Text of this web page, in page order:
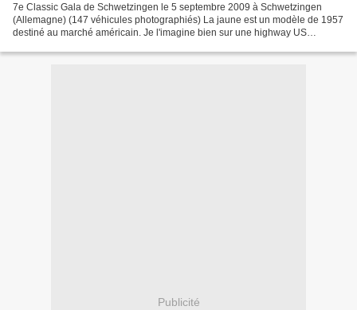
7e Classic Gala de Schwetzingen le 5 septembre 2009 à Schwetzingen
(Allemagne) (147 véhicules photographiés) La jaune est un modèle de 1957
destiné au marché américain. Je l'imagine bien sur une highway US
Publicité